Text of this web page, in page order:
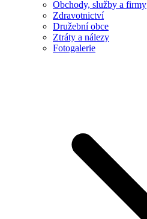
Obchody, služby a firmy
Zdravotnictví
Družební obce
Ztráty a nálezy
Fotogalerie